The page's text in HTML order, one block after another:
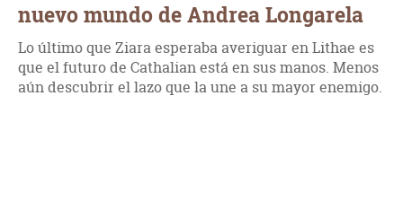
nuevo mundo de Andrea Longarela
Lo último que Ziara esperaba averiguar en Lithae es
que el futuro de Cathalian está en sus manos. Menos
aún descubrir el lazo que la une a su mayor enemigo.